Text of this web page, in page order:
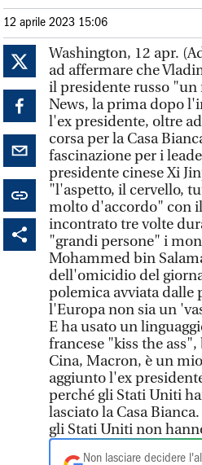
12 aprile 2023 15:06
Washington, 12 apr.
ad affermare che
il presidente russo
News, la prima dopo
l'ex presidente, oltre
corsa per la Casa
fascinazione per i
presidente cinese Xi
"l'aspetto, il cervello,
molto d'accordo" con
incontrato tre volte
"grandi persone" i
Mohammed bin
dell'omicidio del
polemica avviata dalle
l'Europa non sia un
E ha usato un
francese "kiss the
Cina, Macron, è un
aggiunto l'ex
perché gli Stati Uniti
lasciato la Casa
gli Stati Uniti non
Non lasciare decidere